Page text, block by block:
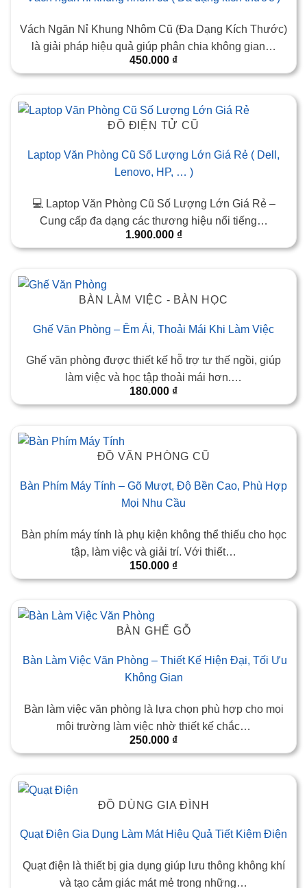
Vách Ngăn Nỉ Khung Nhôm Cũ (Đa Dạng Kích Thước)
là giải pháp hiệu quả giúp phân chia không gian…
450.000 ₫
ĐỒ ĐIỆN TỬ CŨ
Laptop Văn Phòng Cũ Số Lượng Lớn Giá Rẻ ( Dell,
Lenovo, HP, … )
💻 Laptop Văn Phòng Cũ Số Lượng Lớn Giá Rẻ –
Cung cấp đa dạng các thương hiệu nổi tiếng…
1.900.000 ₫
BÀN LÀM VIỆC - BÀN HỌC
Ghế Văn Phòng – Êm Ái, Thoải Mái Khi Làm Việc
Ghế văn phòng được thiết kế hỗ trợ tư thế ngồi, giúp
làm việc và học tập thoải mái hơn.…
180.000 ₫
ĐỒ VĂN PHÒNG CŨ
Bàn Phím Máy Tính – Gõ Mượt, Độ Bền Cao, Phù Hợp
Mọi Nhu Cầu
Bàn phím máy tính là phụ kiện không thể thiếu cho học
tập, làm việc và giải trí. Với thiết…
150.000 ₫
BÀN GHẾ GỖ
Bàn Làm Việc Văn Phòng – Thiết Kế Hiện Đại, Tối Ưu
Không Gian
Bàn làm việc văn phòng là lựa chọn phù hợp cho mọi
môi trường làm việc nhờ thiết kế chắc…
250.000 ₫
ĐỒ DÙNG GIA ĐÌNH
Quạt Điện Gia Dụng Làm Mát Hiệu Quả Tiết Kiệm Điện
Quạt điện là thiết bị gia dụng giúp lưu thông không khí
và tạo cảm giác mát mẻ trong những…